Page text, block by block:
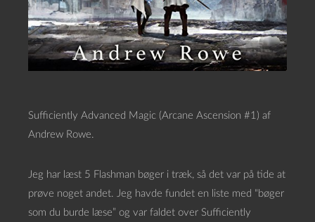
Sufficiently Advanced Magic (Arcane Ascension #1) af
Andrew Rowe.
Jeg har læst 5 Flashman bøger i træk, så det var på tide at
prøve noget andet. Jeg havde fundet en liste med “bøger
som du burde læse” og var faldet over Sufficiently